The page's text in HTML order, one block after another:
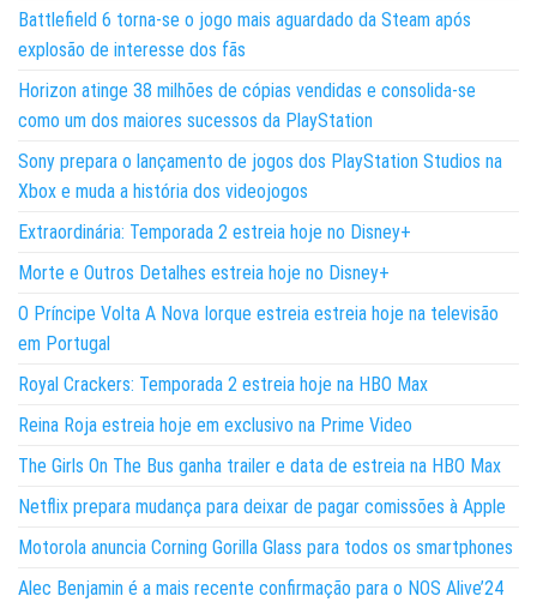
Battlefield 6 torna-se o jogo mais aguardado da Steam após
explosão de interesse dos fãs
Horizon atinge 38 milhões de cópias vendidas e consolida-se
como um dos maiores sucessos da PlayStation
Sony prepara o lançamento de jogos dos PlayStation Studios na
Xbox e muda a história dos videojogos
Extraordinária: Temporada 2 estreia hoje no Disney+
Morte e Outros Detalhes estreia hoje no Disney+
O Príncipe Volta A Nova Iorque estreia estreia hoje na televisão
em Portugal
Royal Crackers: Temporada 2 estreia hoje na HBO Max
Reina Roja estreia hoje em exclusivo na Prime Video
The Girls On The Bus ganha trailer e data de estreia na HBO Max
Netflix prepara mudança para deixar de pagar comissões à Apple
Motorola anuncia Corning Gorilla Glass para todos os smartphones
Alec Benjamin é a mais recente confirmação para o NOS Alive’24